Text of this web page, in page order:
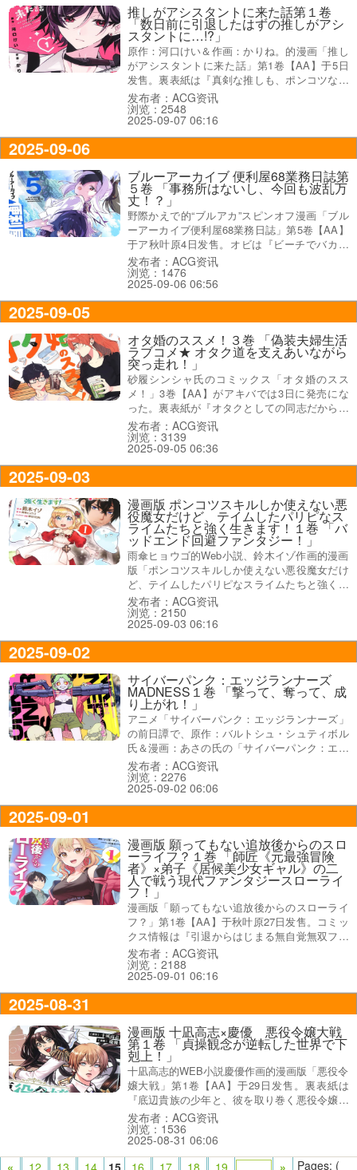
推しがアシスタントに来た話第１卷
「数日前に引退したはずの推しがアシ
スタントに…!?」
原作：河口けい＆作画：かりね。的漫画「推し
がアシスタントに来た話」第1卷【AA】于5日
发售。裏表紙は『真剣な推しも、ポンコツな推
しも、すべてが愛おしい…っ！』で、オビは
『漫画家×（元）アイドルのお仕事コメデ
ィ！』、『数日前に引退したはずの推しがアシ
スタントに…！？』だった。
发布者：ACG资讯
浏览：2548
2025-09-07 06:16
2025-09-06
ブルーアーカイブ 便利屋68業務日誌第
５卷 「事務所はないし、今回も波乱万
丈！？」
野際かえで的“ブルアカ”スピンオフ漫画「ブル
ーアーカイブ便利屋68業務日誌」第5卷【AA】
于ア秋叶原4日发售。オビは『ビーチでバカン
ス――のあとは依頼人たちにダマされる！？』
で、コミックグロウルのTwitterの告知は『事務
所はないし、口コミもない。今回も波乱万
丈！？』などなど。
发布者：ACG资讯
浏览：1476
2025-09-06 06:56
2025-09-05
オタ婚のススメ！３巻 「偽装夫婦生活
ラブコメ★ オタク道を支えあいながら
突っ走れ！」
砂履シンシャ氏のコミックス「オタ婚のスス
メ！」3巻【AA】がアキバでは3日に発売にな
った。裏表紙が『オタクとしての同志だから、
そして、あなただから楽しいんだ』で、オビ謳
い文句は『最強の偽装夫婦生活ラブコメ★』、
『それぞれのオタク道を支えあいながら突っ走
れ――！』だった。
发布者：ACG资讯
浏览：3139
2025-09-05 06:36
2025-09-03
漫画版 ポンコツスキルしか使えない悪
役魔女だけど、テイムしたパリピなス
ライムたちと強く生きます！１巻 「バ
ッドエンド回避ファンタジー！」
雨傘ヒョウゴ的Web小説、鈴木イゾ作画的漫画
版「ポンコツスキルしか使えない悪役魔女だけ
ど、テイムしたパリピなスライムたちと強く生
きます！」第1卷【AA】于1日发售に、コミッ
クス情報は『ポンコツスキルで突き進む、バッ
ドエンド回避ファンタジー！』になってる。
发布者：ACG资讯
浏览：2150
2025-09-03 06:16
2025-09-02
サイバーパンク：エッジランナーズ
MADNESS１巻 「撃って、奪って、成
り上がれ！」
アニメ「サイバーパンク：エッジランナーズ」
の前日譚で、原作：バルトシュ・シュティボル
氏＆漫画：あさの氏の「サイバーパンク：エッ
ジランナーズMADNESS」1巻【AA】が公式発
売日28日を迎え、コミックス情報は『若きピラ
ル＆レベッカ兄妹の狂気のストーリー！』、
『撃って、奪って、成り上がれ！』などなど。
发布者：ACG资讯
浏览：2276
2025-09-02 06:06
2025-09-01
漫画版 願ってもない追放後からのスロ
ーライフ？１巻 「師匠《元最強冒険
者》×弟子《居候美少女ギャル》の二
人で戦う現代ファンタジースローライ
フ！」
漫画版「願ってもない追放後からのスローライ
フ？」第1卷【AA】于秋叶原27日发售。コミッ
クス情報は『引退からはじまる無自覚無双ファ
ンタジー！』、オビは『師匠《元最強冒険者》
×弟子《居候美少女ギャル》的二人で戦う現代
ファンタジースローライフ！』だった。
发布者：ACG资讯
浏览：2188
2025-09-01 06:16
2025-08-31
漫画版 十凪高志×慶優 悪役令嬢大戦
第１卷 「貞操観念が逆転した世界で下
剋上！」
十凪高志的WEB小説慶優作画的漫画版「悪役令
嬢大戦」第1卷【AA】于29日发售。裏表紙は
『底辺貴族の少年と、彼を取り巻く悪役令嬢た
ちの、恋と叛逆の物語』、COMICユニコーン公
式Twitterの告知ツイートでは『貞操観念が逆転
した世界で下剋上！』などで紹介している。
发布者：ACG资讯
浏览：1536
2025-08-31 06:06
«
12 13 14 15 16 17 18 19 » Pages: (